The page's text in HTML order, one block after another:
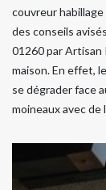
couvreur
des conseils
01260 par Artisan
maison. En effet,
se dégrader face
moineaux avec de